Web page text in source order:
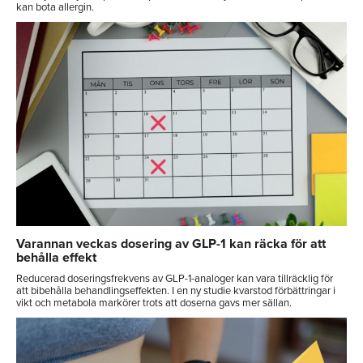
kan bota allergin.
Varannan veckas dosering av GLP-1 kan räcka för att
behålla effekt
Reducerad doseringsfrekvens av GLP-1-analoger kan vara tillräcklig för
att bibehålla behandlingseffekten. I en ny studie kvarstod förbättringar i
vikt och metabola markörer trots att doserna gavs mer sällan.